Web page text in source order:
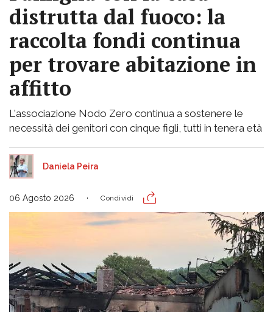
distrutta dal fuoco: la
raccolta fondi continua
per trovare abitazione in
affitto
L'associazione Nodo Zero continua a sostenere le
necessità dei genitori con cinque figli, tutti in tenera età
Daniela Peira
06 Agosto 2026 Condividi